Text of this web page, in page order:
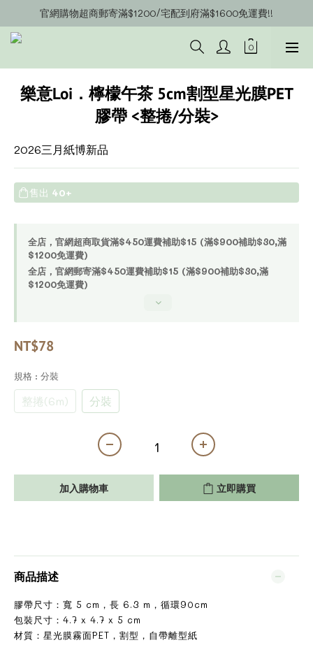
官網會員募集中~立即註冊即可獲得購物金$20!!!
官網購物超商郵寄滿$1200/宅配到府滿$1600免運費!!
官網會員募集中~立即註冊即可獲得購物金$20!!!
樂意Loi．檸檬午茶 5cm割型星光膜PET
膠帶 <整捲/分裝>
2026三月紙博新品
售出 40+
全店，官網超商取貨滿$450運費補助$15 (滿$900補助$30,滿
$1200免運費)
全店，官網郵寄滿$450運費補助$15 (滿$900補助$30,滿
$1200免運費)
NT$78
規格 : 分裝
整捲(6m) 分裝
加入購物車 立即購買
商品描述
膠帶尺寸：寬 5 cm，長 6.3 m，循環90cm
包裝尺寸：4.7 x 4.7 x 5 cm
材質：星光膜霧面PET，割型，自帶離型紙